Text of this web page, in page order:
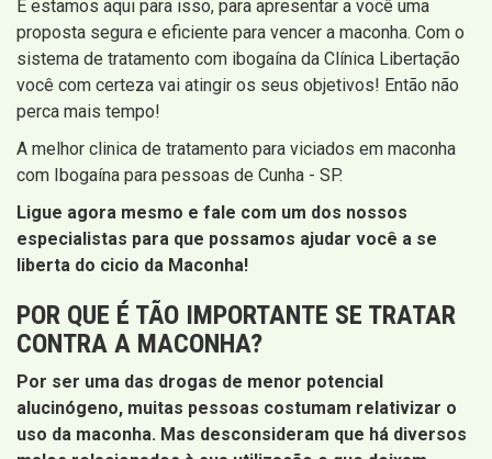
E estamos aqui para isso, para apresentar a você uma
proposta segura e eficiente para vencer a maconha. Com o
sistema de tratamento com ibogaína da Clínica Libertação
você com certeza vai atingir os seus objetivos! Então não
perca mais tempo!
A melhor clinica de tratamento para viciados em maconha
com Ibogaína para pessoas de Cunha - SP.
Ligue agora mesmo e fale com um dos nossos
especialistas para que possamos ajudar você a se
liberta do cicio da Maconha!
POR QUE É TÃO IMPORTANTE SE TRATAR
CONTRA A MACONHA?
Por ser uma das drogas de menor potencial
alucinógeno, muitas pessoas costumam relativizar o
uso da maconha. Mas desconsideram que há diversos